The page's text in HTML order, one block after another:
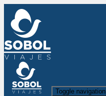
Toggle navigation